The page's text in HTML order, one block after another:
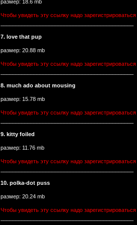
размер: 18.6 mb
Чтобы увидеть эту ссылку надо зарегистрироваться
7. love that pup
размер: 20.88 mb
Чтобы увидеть эту ссылку надо зарегистрироваться
8. much ado about mousing
размер: 15.78 mb
Чтобы увидеть эту ссылку надо зарегистрироваться
9. kitty foiled
размер: 11.76 mb
Чтобы увидеть эту ссылку надо зарегистрироваться
10. polka-dot puss
размер: 20.24 mb
Чтобы увидеть эту ссылку надо зарегистрироваться